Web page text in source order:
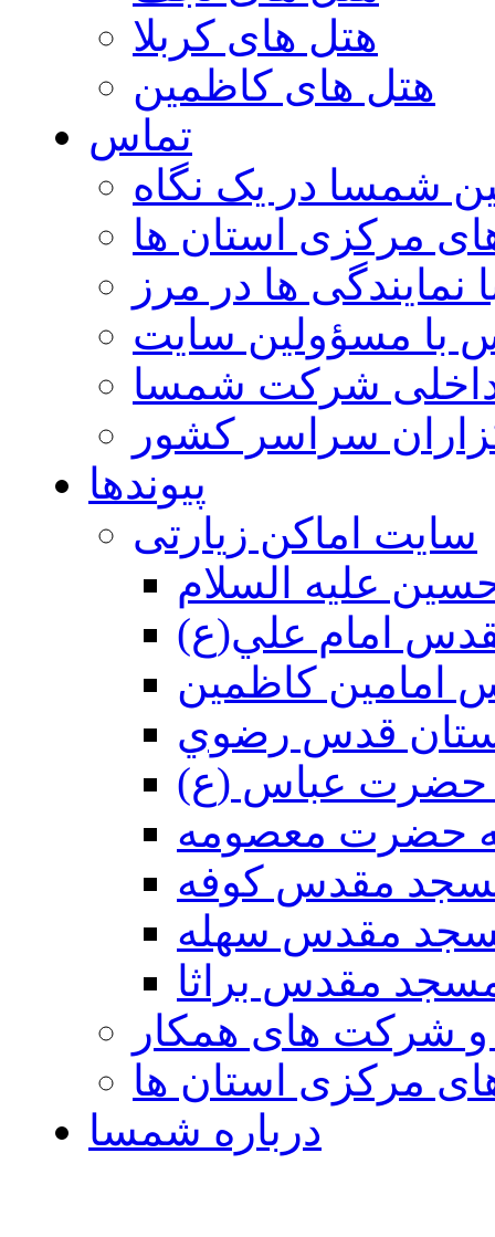
هتل های کربلا
هتل های کاظمین
تماس
شمسا در یک نگاه
مرکزی استان ها
نمایندگی ها در مرز
با مسؤولین سایت
شرکت شمسا
سراسر کشور
پیوندها
سایت اماکن زیارتی
عليه السلام
امام علي(ع)
امامين كاظمين
قدس رضوي
حضرت عباس (ع)
حضرت معصومه
مقدس كوفه
مقدس سهله
مقدس براثا
و شرکت های همکار
مرکزی استان ها
درباره شمسا